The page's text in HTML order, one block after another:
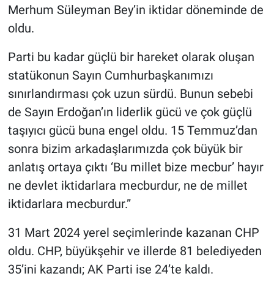
Merhum Süleyman Bey’in iktidar döneminde de
oldu.
Parti bu kadar güçlü bir hareket olarak oluşan
statükonun Sayın Cumhurbaşkanımızı
sınırlandırması çok uzun sürdü. Bunun sebebi
de Sayın Erdoğan’ın liderlik gücü ve çok güçlü
taşıyıcı gücü buna engel oldu. 15 Temmuz’dan
sonra bizim arkadaşlarımızda çok büyük bir
anlatış ortaya çıktı ‘Bu millet bize mecbur’ hayır
ne devlet iktidarlara mecburdur, ne de millet
iktidarlara mecburdur.”
31 Mart 2024 yerel seçimlerinde kazanan CHP
oldu. CHP, büyükşehir ve illerde 81 belediyeden
35’ini kazandı; AK Parti ise 24’te kaldı.